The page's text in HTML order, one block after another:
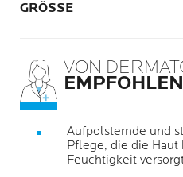
GRÖSSE
VON
EMPFOHLEN
Aufpolsternde und
Pflege, die die Haut
Feuchtigkeit